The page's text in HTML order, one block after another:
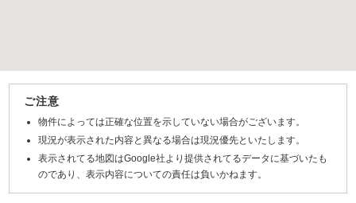
ご注意
物件によっては正確な位置を示していない場合がございます。
現況が表示された内容と異なる場合は現況優先といたします。
表示されてる地図はGoogle社より提供されてるデータに基づいたも
のであり、表示内容についての責任は負いかねます。